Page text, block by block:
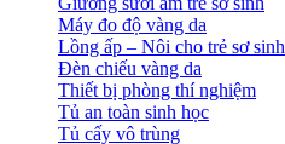
Máy đo độ vàng da
Lồng ấp – Nôi cho trẻ sơ sinh
Đèn chiếu vàng da
Thiết bị phòng thí nghiệm
Tủ an toàn sinh học
Tủ cấy vô trùng